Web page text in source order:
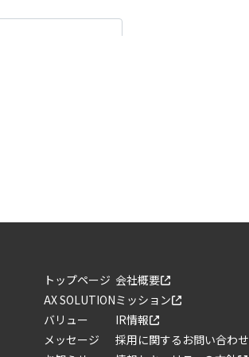
トップページ
AX SOLUTION
バリュー
メッセージ
会社概要
ミッション
IR情報
採用に関するお問い合わせ